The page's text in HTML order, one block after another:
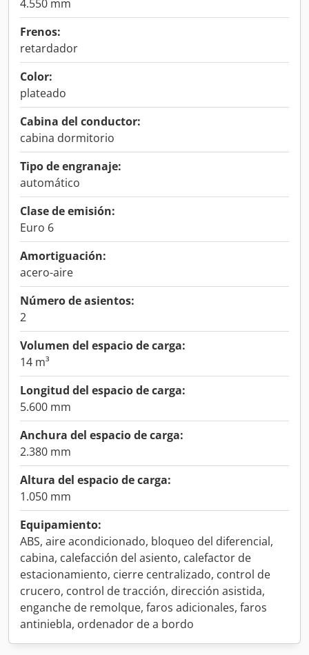
4.550 mm
Frenos:
retardador
Color:
plateado
Cabina del conductor:
cabina dormitorio
Tipo de engranaje:
automático
Clase de emisión:
Euro 6
Amortiguación:
acero-aire
Número de asientos:
2
Volumen del espacio de carga:
14 m³
Longitud del espacio de carga:
5.600 mm
Anchura del espacio de carga:
2.380 mm
Altura del espacio de carga:
1.050 mm
Equipamiento:
ABS, aire acondicionado, bloqueo del diferencial,
cabina, calefacción del asiento, calefactor de
estacionamiento, cierre centralizado, control de
crucero, control de tracción, dirección asistida,
enganche de remolque, faros adicionales, faros
antiniebla, ordenador de a bordo